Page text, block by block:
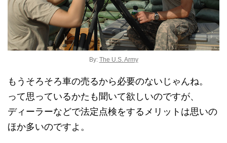
By: The U.S. Army
もうそろそろ車の売るから必要のないじゃんね。
って思っているかたも聞いて欲しいのですが、
ディーラーなどで法定点検をするメリットは思いの
ほか多いのですよ。